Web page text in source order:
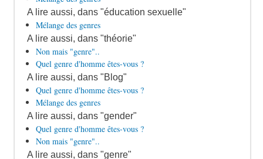
A lire aussi, dans "éducation sexuelle"
Mélange des genres
A lire aussi, dans "théorie"
Non mais "genre"..
Quel genre d'homme êtes-vous ?
A lire aussi, dans "Blog"
Quel genre d'homme êtes-vous ?
Mélange des genres
A lire aussi, dans "gender"
Quel genre d'homme êtes-vous ?
Non mais "genre"..
A lire aussi, dans "genre"